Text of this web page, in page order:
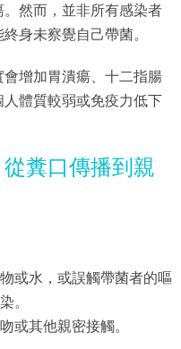
然而，並非所有感染者
身未察覺自己帶菌。
增加胃潰瘍、十二指腸
體質較弱或免疫力低下
糞口傳播到親
或水，或誤觸帶菌者的嘔
。
或其他親密接觸。